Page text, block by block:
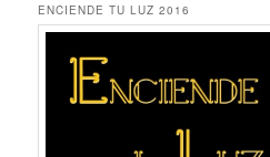
ENCIENDE TU LUZ 2016